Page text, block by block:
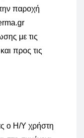
παροχή
με τις
προς τις
ο Η/Υ χρήστη